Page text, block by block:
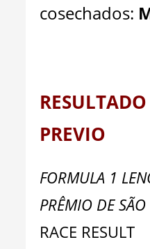
cosechados:
PREVIO
FORMULA 1
PRÊMIO DE
RACE RESULT